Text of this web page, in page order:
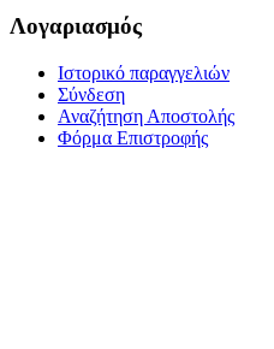
Λογαριασμός
Ιστορικό παραγγελιών
Σύνδεση
Αναζήτηση Αποστολής
Φόρμα Επιστροφής